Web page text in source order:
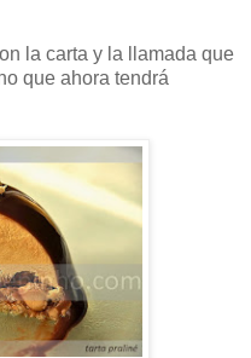
la carta y la llamada que
que ahora tendrá